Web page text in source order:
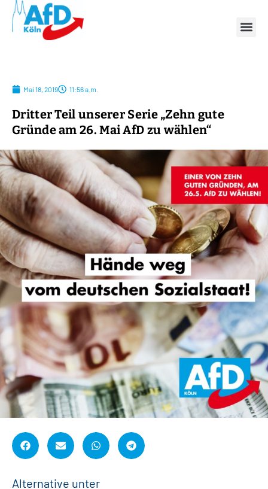
Mai 18, 2019 11:56 a.m.
Dritter Teil unserer Serie „Zehn gute
Gründe am 26. Mai AfD zu wählen“
Alternative unter